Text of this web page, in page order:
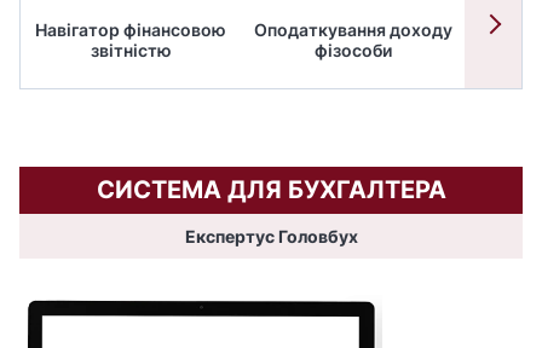
Навігатор фінансовою
звітністю
Оподаткування доходу
фізособи
СИСТЕМА ДЛЯ БУХГАЛТЕРА
Експертус Головбух